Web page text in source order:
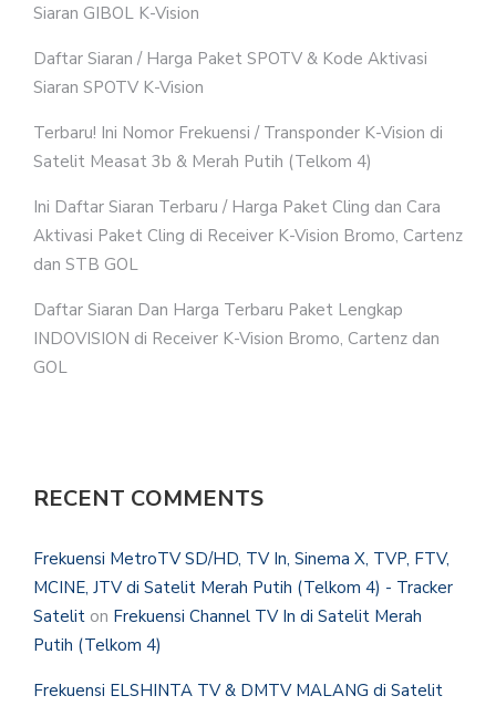
Siaran GIBOL K-Vision
Daftar Siaran / Harga Paket SPOTV & Kode Aktivasi
Siaran SPOTV K-Vision
Terbaru! Ini Nomor Frekuensi / Transponder K-Vision di
Satelit Measat 3b & Merah Putih (Telkom 4)
Ini Daftar Siaran Terbaru / Harga Paket Cling dan Cara
Aktivasi Paket Cling di Receiver K-Vision Bromo, Cartenz
dan STB GOL
Daftar Siaran Dan Harga Terbaru Paket Lengkap
INDOVISION di Receiver K-Vision Bromo, Cartenz dan
GOL
RECENT COMMENTS
Frekuensi MetroTV SD/HD, TV In, Sinema X, TVP, FTV,
MCINE, JTV di Satelit Merah Putih (Telkom 4) - Tracker
Satelit on Frekuensi Channel TV In di Satelit Merah
Putih (Telkom 4)
Frekuensi ELSHINTA TV & DMTV MALANG di Satelit